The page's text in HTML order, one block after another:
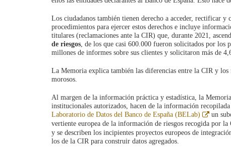
Los ciudadanos también tienen derecho a acceder, rectificar
procedimientos para ejercer estos derechos e incluye
titulares (reclamaciones ante la CIR) que, durante 2021,
de riesgos, de los que casi 600.000 fueron solicitados por los
millones de informes sobre sus clientes y solicitaron más de
La Memoria explica también las diferencias entre la CIR y
morosos.
Al margen de la información práctica y estadística, la
institucionales autorizados, hacen de la información
Laboratorio de Datos del Banco de España (BELab)
Abre
en
ventana
nueva
un
vertiente europea de la información de riesgos recogida por la
y se describen los incipientes proyectos europeos de
los de la CIR para construir datos agregados.